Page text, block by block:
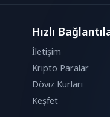
Hızlı
İletişim
Kripto Paralar
Döviz Kurları
Keşfet